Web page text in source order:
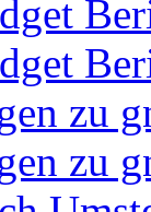
zu
zu